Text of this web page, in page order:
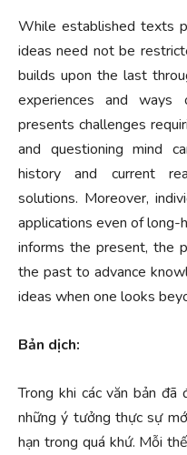
While established texts
ideas need not be
builds upon the last
experiences and ways
presents challenges
and questioning mind
history and current
solutions. Moreover,
applications even of
informs the present, the
the past to advance
ideas when one looks
Bản dịch:
Trong khi các văn bản đã
những ý tưởng thực sự
hạn trong quá khứ. Mỗi